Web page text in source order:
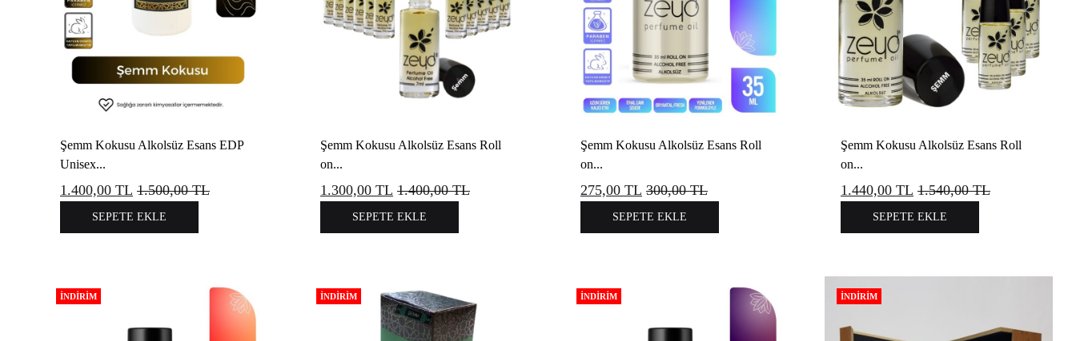
Şemm Kokusu Alkolsüz Esans EDP
Unisex...
1.400,00 TL 1.500,00TL
SEPETE EKLE
Şemm Kokusu Alkolsüz Esans Roll
on...
1.300,00 TL 1.400,00TL
SEPETE EKLE
Şemm Kokusu Alkolsüz Esans Roll
on...
275,00 TL 300,00TL
SEPETE EKLE
Şemm Kokusu Alkolsüz Esans Roll
on...
1.440,00 TL 1.540,00TL
SEPETE EKLE
İNDIRIM İNDIRIM İNDIRIM İNDIRIM